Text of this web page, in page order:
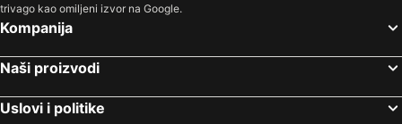
trivago kao omiljeni izvor na Google.
Kompanija
Naši proizvodi
Uslovi i politike